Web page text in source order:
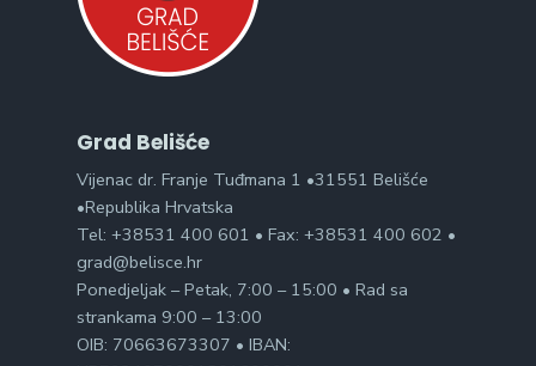
Grad Belišće
Vijenac dr. Franje Tuđmana 1 •31551 Belišće
•Republika Hrvatska
Tel: +38531 400 601 • Fax: +38531 400 602 •
grad@belisce.hr
Ponedjeljak – Petak, 7:00 – 15:00 • Rad sa
strankama 9:00 – 13:00
OIB: 70663673307 • IBAN: